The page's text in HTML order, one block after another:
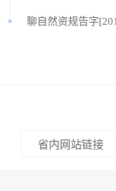
聊自然资规告字